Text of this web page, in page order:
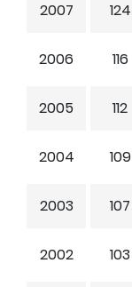
2007 124
2006 116
2005 112
2004 109
2003 107
2002 103